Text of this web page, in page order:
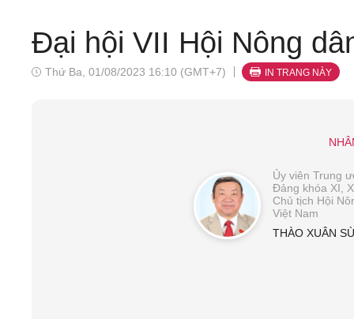
Đại hội VII Hội Nông
Thứ Ba, 01/08/2023 16:10 (GMT+7) IN TRANG NÀY
Ủy viên Trung
Đảng khóa XI,
Chủ tịch Hội
Việt Nam
THÀO XUÂN